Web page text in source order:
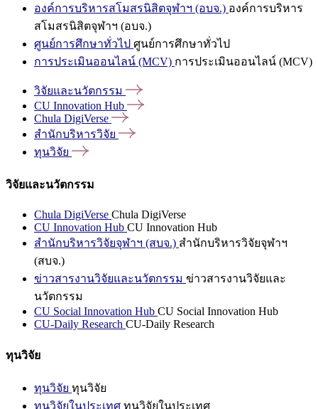
องค์การบริหารสโมสรนิสิตจุฬาฯ (อบจ.) องค์การบริหาร
สโมสรนิสิตจุฬาฯ (อบจ.)
ศูนย์การศึกษาทั่วไป ศูนย์การศึกษาทั่วไป
การประเมินออนไลน์ (MCV) การประเมินออนไลน์ (MCV)
วิจัยและนวัตกรรม
CU Innovation Hub
Chula DigiVerse
สำนักบริหารวิจัย
ทุนวิจัย
วิจัยและนวัตกรรม
Chula DigiVerse Chula DigiVerse
CU Innovation Hub CU Innovation Hub
สำนักบริหารวิจัยจุฬาฯ (สบจ.) สำนักบริหารวิจัยจุฬาฯ
(สบจ.)
ข่าวสารงานวิจัยและนวัตกรรม ข่าวสารงานวิจัยและ
นวัตกรรม
CU Social Innovation Hub CU Social Innovation Hub
CU-Daily Research CU-Daily Research
ทุนวิจัย
ทุนวิจัย ทุนวิจัย
ทุนวิจัยในประเทศ ทุนวิจัยในประเทศ